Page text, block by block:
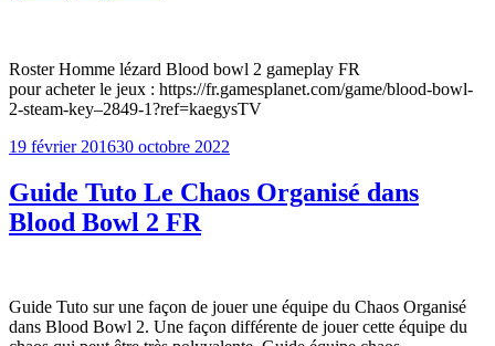
Roster Homme lézard Blood bowl 2 gameplay FR
pour acheter le jeux : https://fr.gamesplanet.com/game/blood-bowl-
2-steam-key–2849-1?ref=kaegysTV
Publié
19 février 201630 octobre 2022
Guide Tuto Le Chaos Organisé dans
Blood Bowl 2 FR
Guide Tuto sur une façon de jouer une équipe du Chaos Organisé
dans Blood Bowl 2. Une façon différente de jouer cette équipe du